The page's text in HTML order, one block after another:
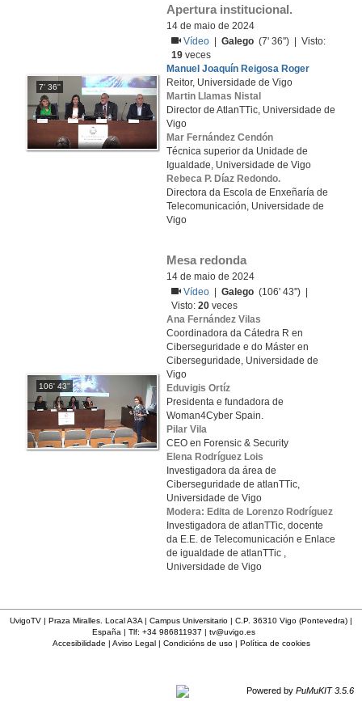
7' 36''
Apertura institucional.
14 de maio de 2024
Vídeo
|Galego (7' 36'') | Visto:
19 veces
Manuel Joaquín Reigosa Roger
Reitor, Universidade de Vigo
Martin Llamas Nistal
Director de AtlanTTic, Universidade de
Vigo
Mar Fernández Cendón
Técnica superior da Unidade de
Igualdade, Universidade de Vigo
Rebeca P. Díaz Redondo.
Directora da Escola de Enxeñaría de
Telecomunicación, Universidade de
Vigo
106' 43''
Mesa redonda
14 de maio de 2024
Vídeo
|Galego (106' 43'') |
Visto:20 veces
Ana Fernández Vilas
Coordinadora da Cátedra R en
Ciberseguridade e do Máster en
Ciberseguridade, Universidade de
Vigo
Eduvigis Ortíz
Presidenta e fundadora de
Woman4Cyber Spain.
Pilar Vila
CEO en Forensic & Security
Elena Rodríguez Lois
Investigadora da área de
Ciberseguridade de atlanTTic,
Universidade de Vigo
Modera: Edita de Lorenzo Rodríguez
Investigadora de atlanTTic, docente
da E.E. de Telecomunicación e Enlace
de igualdade de atlanTTic ,
Universidade de Vigo
UvigoTV | Praza Miralles. Local A3A | Campus Universitario | C.P. 36310 Vigo (Pontevedra) |
España | Tlf: +34 986811937 | tv@uvigo.es
Accesibilidade | Aviso Legal| Condicións de uso| Política de cookies
Powered by PuMuKIT 3.5.6